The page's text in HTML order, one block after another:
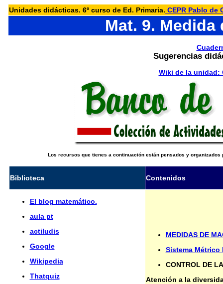
Unidades didácticas. 6º curso de Ed. Primaria. CEPR Pablo de
Mat. 9. Medida
Sugerencias
Wiki de la unidad:
Los recursos que tienes a continuación están pensados y
Biblioteca Contenidos
El blog matemático.
aula pt
actiludis
Google
Wikipedia
Thatquiz
MEDIDAS DE
Sistema Métrico
CONTROL DE
Atención a la